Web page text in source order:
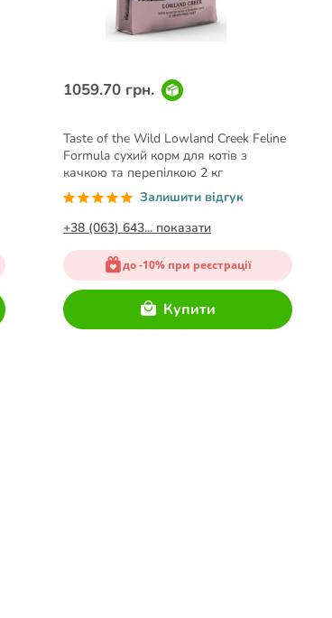
1059.70 грн.
Taste of the Wild Lowland Creek Feline
Formula сухий корм для котів з
качкою та перепілкою 2 кг
Залишити відгук
+38 (063) 643... показати
до -10% при реєстрації
Купити